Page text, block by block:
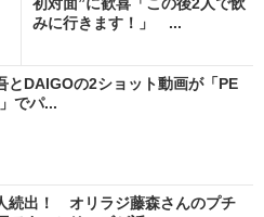
みに行きます！」 ...
とDAIGOの2ショット動画が「PE
でパ...
続出！ オリラジ藤森さんのプチ